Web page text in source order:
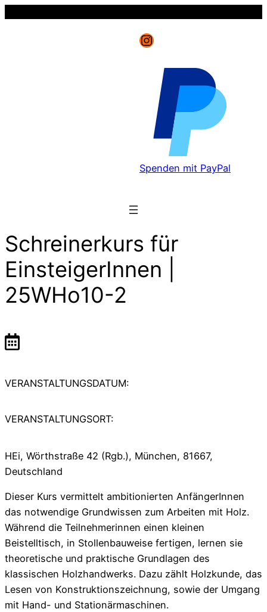
Instagram
Spenden mit PayPal
Schreinerkurs für
EinsteigerInnen |
25WHo10-2
VERANSTALTUNGSDATUM:
VERANSTALTUNGSORT:
HEi, Wörthstraße 42 (Rgb.), München, 81667,
Deutschland
Dieser Kurs vermittelt ambitionierten AnfängerInnen
das notwendige Grundwissen zum Arbeiten mit Holz.
Während die Teilnehmerinnen einen kleinen
Beistelltisch, in Stollenbauweise fertigen, lernen sie
theoretische und praktische Grundlagen des
klassischen Holzhandwerks. Dazu zählt Holzkunde, das
Lesen von Konstruktionszeichnung, sowie der Umgang
mit Hand- und Stationärmaschinen.